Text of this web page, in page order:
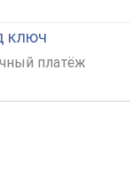
ключ
платёж